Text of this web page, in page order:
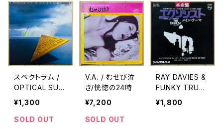
ラム大全集)
スペクトラム /
OPTICAL SUN
RISE(SPECTR
UM 2)
¥1,300
SOLD OUT
V.A. / むせび泣
き/恍惚の24時
¥7,200
SOLD OUT
RAY DAVIES &
FUNKY TRUM
PET / THEME
FROM "THE E
¥1,800